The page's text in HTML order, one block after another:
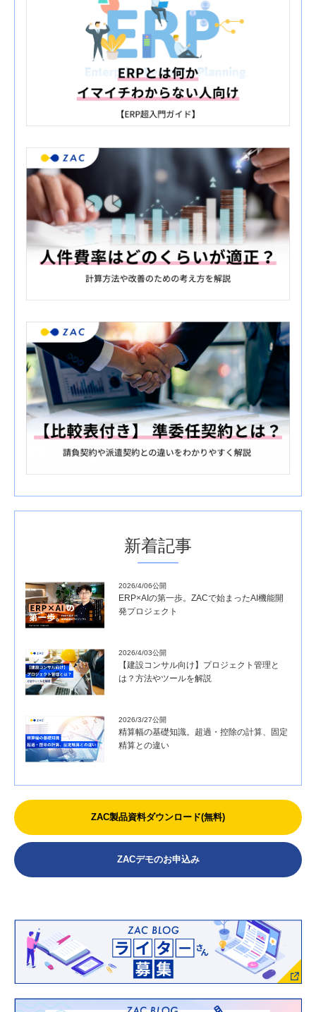
新着記事
2026/4/06公開
ERP×AIの第一歩。ZACで始まったAI機能開
発プロジェクト
2026/4/03公開
【建設コンサル向け】プロジェクト管理と
は？方法やツールを解説
2026/3/27公開
精算幅の基礎知識。超過・控除の計算、固定
精算との違い
ZAC製品資料ダウンロード(無料)
ZACデモのお申込み